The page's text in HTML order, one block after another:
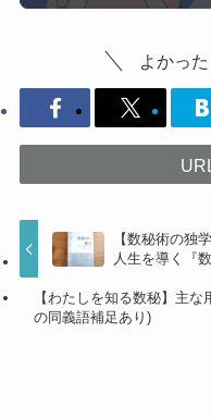
よかっ
【数秘術の
人生を導く『
【わたしを知る数秘】主
の同義語補足あり)